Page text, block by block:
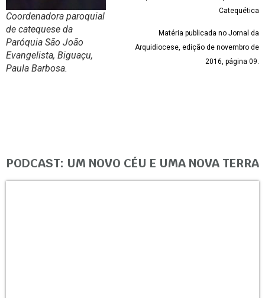
Coordenadora paroquial
de catequese da
Paróquia São João
Evangelista, Biguaçu,
Paula Barbosa.
Catequética
Matéria publicada no Jornal da
Arquidiocese, edição de novembro de
2016, página 09.
PODCAST: UM NOVO CÉU E UMA NOVA TERRA